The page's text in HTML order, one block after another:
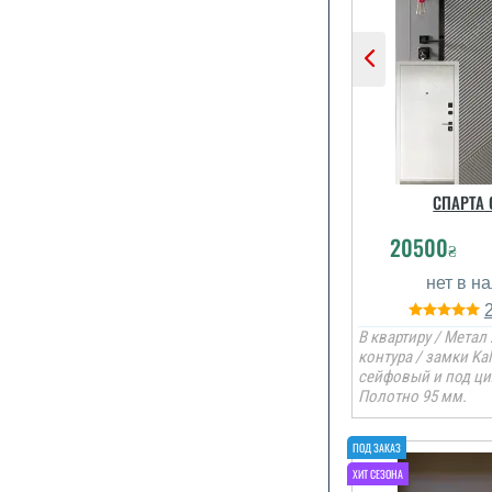
СПАРТА
20500₴
2
В квартиру /
контура / замки
сейфовый и под
Полотно 95 мм.